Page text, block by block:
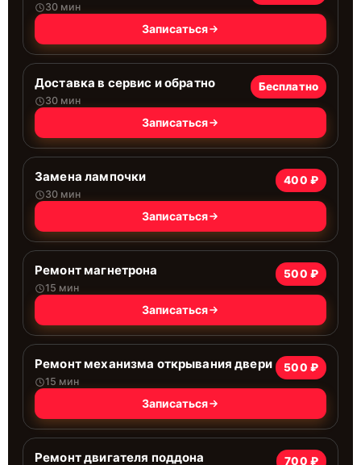
30 мин
Записаться
Доставка в сервис и обратно
30 мин
Бесплатно
Записаться
Замена лампочки
30 мин
400 ₽
Записаться
Ремонт магнетрона
15 мин
500 ₽
Записаться
Ремонт механизма открывания двери
15 мин
500 ₽
Записаться
Ремонт двигателя поддона 700 ₽